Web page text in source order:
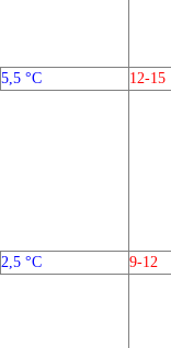
5,5 °C 12-15
2,5 °C 9-12